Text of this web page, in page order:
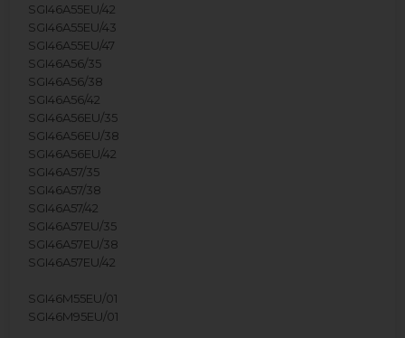
SGI46A55EU/42
SGI46A55EU/43
SGI46A55EU/47
SGI46A56/35
SGI46A56/38
SGI46A56/42
SGI46A56EU/35
SGI46A56EU/38
SGI46A56EU/42
SGI46A57/35
SGI46A57/38
SGI46A57/42
SGI46A57EU/35
SGI46A57EU/38
SGI46A57EU/42
SGI46M55EU/01
SGI46M95EU/01